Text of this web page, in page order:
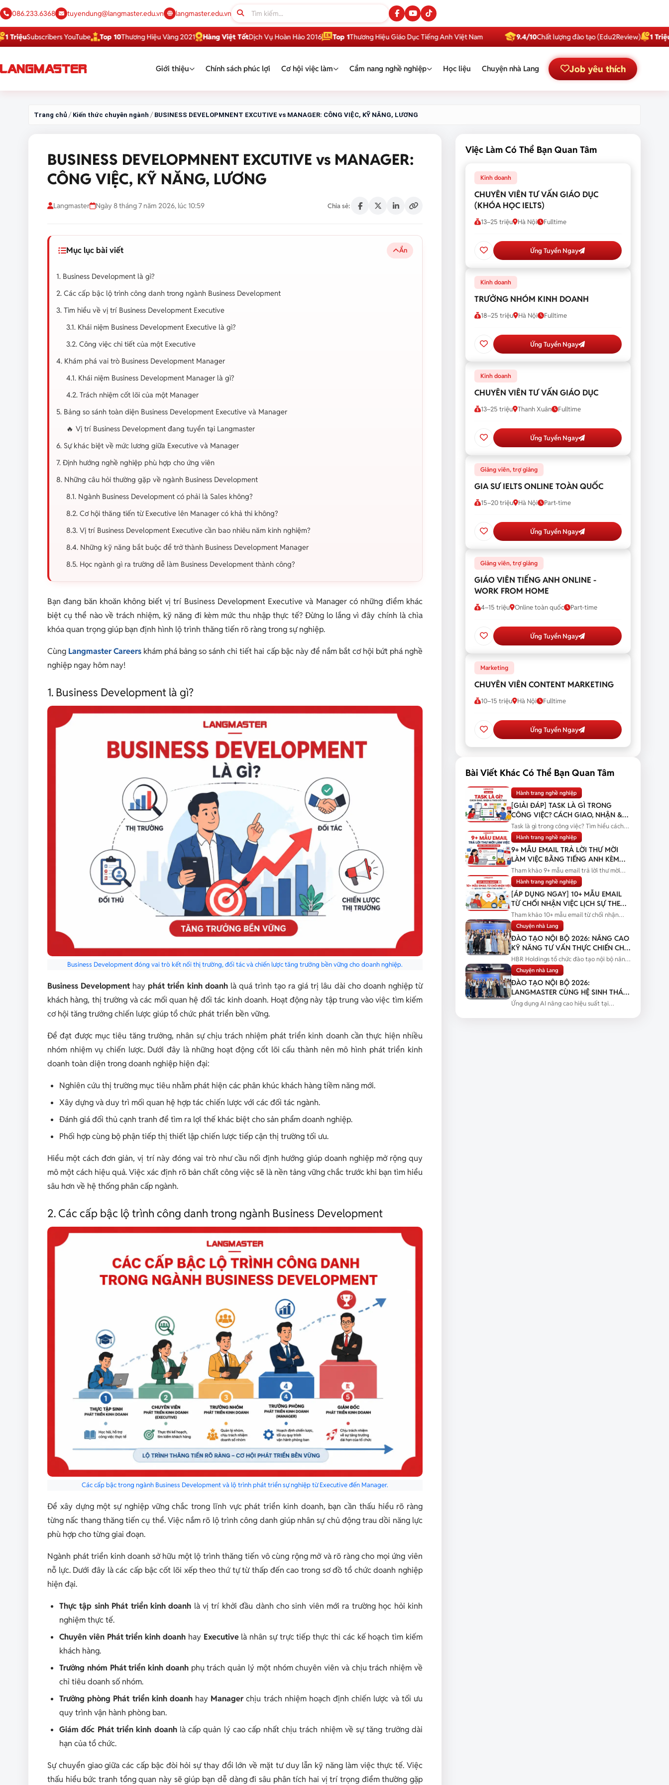
086.233.6368 tuyendung@langmaster.edu.vn langmaster.edu.vn
YouTube Top 10Thương Hiệu Vàng 2021 Hàng Việt TốtDịch Vụ Hoàn Hảo 2016 Top 1Thương Hiệu Giáo Dục Tiếng Anh Việt Nam 9.4/10Chất lượng đào tạo (Edu2Review) 1 Triệu
Giới thiệu Chính sách phúc lợi Cơ hội việc làm Cẩm nang nghề nghiệp Học liệu Chuyện nhà Lang Job yêu thích
Trang chủ / Kiến thức chuyên ngành / BUSINESS DEVELOPMNENT EXCUTIVE vs MANAGER: CÔNG VIỆC, KỸ NĂNG, LƯƠNG
BUSINESS DEVELOPMNENT EXCUTIVE vs MANAGER:
CÔNG VIỆC, KỸ NĂNG, LƯƠNG
Langmaster Ngày 8 tháng 7 năm 2026, lúc 10:59 Chia sẻ:
Mục lục bài viết Ẩn
1. Business Development là gì?
2. Các cấp bậc lộ trình công danh trong ngành Business Development
3. Tìm hiểu về vị trí Business Development Executive
3.1. Khái niệm Business Development Executive là gì?
3.2. Công việc chi tiết của một Executive
4. Khám phá vai trò Business Development Manager
4.1. Khái niệm Business Development Manager là gì?
4.2. Trách nhiệm cốt lõi của một Manager
5. Bảng so sánh toàn diện Business Development Executive và Manager
🔥 Vị trí Business Development đang tuyển tại Langmaster
6. Sự khác biệt về mức lương giữa Executive và Manager
7. Định hướng nghề nghiệp phù hợp cho ứng viên
8. Những câu hỏi thường gặp về ngành Business Development
8.1. Ngành Business Development có phải là Sales không?
8.2. Cơ hội thăng tiến từ Executive lên Manager có khả thi không?
8.3. Vị trí Business Development Executive cần bao nhiêu năm kinh nghiệm?
8.4. Những kỹ năng bắt buộc để trở thành Business Development Manager
8.5. Học ngành gì ra trường dễ làm Business Development thành công?
Bạn đang băn khoăn không biết vị trí Business Development Executive và Manager có những điểm khác
biệt cụ thể nào về trách nhiệm, kỹ năng đi kèm mức thu nhập thực tế? Đừng lo lắng vì đây chính là chìa
khóa quan trọng giúp bạn định hình lộ trình thăng tiến rõ ràng trong sự nghiệp.
Cùng Langmaster Careers khám phá bảng so sánh chi tiết hai cấp bậc này để nắm bắt cơ hội bứt phá nghề
nghiệp ngay hôm nay!
1. Business Development là gì?
Business Development đóng vai trò kết nối thị trường, đối tác và chiến lược tăng trưởng bền vững cho doanh nghiệp.
Business Development hay phát triển kinh doanhlà quá trình tạo ra giá trị lâu dài cho doanh nghiệp từ
khách hàng, thị trường và các mối quan hệ đối tác kinh doanh. Hoạt động này tập trung vào việc tìm kiếm
cơ hội tăng trưởng chiến lược giúp tổ chức phát triển bền vững.
Để đạt được mục tiêu tăng trưởng, nhân sự chịu trách nhiệm phát triển kinh doanh cần thực hiện nhiều
nhóm nhiệm vụ chiến lược. Dưới đây là những hoạt động cốt lõi cấu thành nên mô hình phát triển kinh
doanh toàn diện trong doanh nghiệp hiện đại:
Nghiên cứu thị trường mục tiêu nhằm phát hiện các phân khúc khách hàng tiềm năng mới.
Xây dựng và duy trì mối quan hệ hợp tác chiến lược với các đối tác ngành.
Đánh giá đối thủ cạnh tranh để tìm ra lợi thế khác biệt cho sản phẩm doanh nghiệp.
Phối hợp cùng bộ phận tiếp thị thiết lập chiến lược tiếp cận thị trường tối ưu.
Hiểu một cách đơn giản, vị trí này đóng vai trò như cầu nối định hướng giúp doanh nghiệp mở rộng quy
mô một cách hiệu quả. Việc xác định rõ bản chất công việc sẽ là nền tảng vững chắc trước khi bạn tìm hiểu
sâu hơn về hệ thống phân cấp ngành.
2. Các cấp bậc lộ trình công danh trong ngành Business Development
Các cấp bậc trong ngành Business Development và lộ trình phát triển sự nghiệp từ Executive đến Manager.
Để xây dựng một sự nghiệp vững chắc trong lĩnh vực phát triển kinh doanh, bạn cần thấu hiểu rõ ràng
từng nấc thang thăng tiến cụ thể. Việc nắm rõ lộ trình công danh giúp nhân sự chủ động trau dồi năng lực
phù hợp cho từng giai đoạn.
Ngành phát triển kinh doanh sở hữu một lộ trình thăng tiến vô cùng rộng mở và rõ ràng cho mọi ứng viên
nỗ lực. Dưới đây là các cấp bậc cốt lõi xếp theo thứ tự từ thấp đến cao trong sơ đồ tổ chức doanh nghiệp
hiện đại.
Thực tập sinh Phát triển kinh doanh là vị trí khởi đầu dành cho sinh viên mới ra trường học hỏi kinh
nghiệm thực tế.
Chuyên viên Phát triển kinh doanh hay Executivelà nhân sự trực tiếp thực thi các kế hoạch tìm kiếm
khách hàng.
Trưởng nhóm Phát triển kinh doanhphụ trách quản lý một nhóm chuyên viên và chịu trách nhiệm về
chỉ tiêu doanh số nhóm.
Trưởng phòng Phát triển kinh doanh hay Managerchịu trách nhiệm hoạch định chiến lược và tối ưu
quy trình vận hành phòng ban.
Giám đốc Phát triển kinh doanhlà cấp quản lý cao cấp nhất chịu trách nhiệm về sự tăng trưởng dài
hạn của tổ chức.
Sự chuyển giao giữa các cấp bậc đòi hỏi sự thay đổi lớn về mặt tư duy lẫn kỹ năng làm việc thực tế. Việc
thấu hiểu bức tranh tổng quan này sẽ giúp bạn dễ dàng đi sâu phân tích hai vị trí trọng điểm thường gặp
Việc Làm Có Thể Bạn Quan Tâm
Kinh doanh
CHUYÊN VIÊN TƯ VẤN GIÁO DỤC
(KHÓA HỌC IELTS)
13–25 triệu Hà Nội Fulltime
Ứng Tuyển Ngay
Kinh doanh
TRƯỞNG NHÓM KINH DOANH
18–25 triệu Hà Nội Fulltime
Ứng Tuyển Ngay
Kinh doanh
CHUYÊN VIÊN TƯ VẤN GIÁO DỤC
13–25 triệu Thanh Xuân Fulltime
Ứng Tuyển Ngay
Giảng viên, trợ giảng
GIA SƯ IELTS ONLINE TOÀN QUỐC
15–20 triệu Hà Nội Part-time
Ứng Tuyển Ngay
Giảng viên, trợ giảng
GIÁO VIÊN TIẾNG ANH ONLINE -
WORK FROM HOME
4–15 triệu Online toàn quốc Part-time
Ứng Tuyển Ngay
Marketing
CHUYÊN VIÊN CONTENT MARKETING
10–15 triệu Hà Nội Fulltime
Ứng Tuyển Ngay
Bài Viết Khác Có Thể Bạn Quan Tâm
Hành trang nghề nghiệp
[GIẢI ĐÁP] TASK LÀ GÌ TRONG
CÔNG VIỆC? CÁCH GIAO, NHẬN &
THEO DÕI TASK
Task là gì trong công việc? Tìm hiểu cách
giao, nhận và theo dõi task...
Hành trang nghề nghiệp
9+ MẪU EMAIL TRẢ LỜI THƯ MỜI
LÀM VIỆC BẰNG TIẾNG ANH KÈM
BẢN DỊCH
Tham khảo 9+ mẫu email trả lời thư mời
làm việc bằng tiếng Anh kèm bản...
Hành trang nghề nghiệp
[ÁP DỤNG NGAY] 10+ MẪU EMAIL
TỪ CHỐI NHẬN VIỆC LỊCH SỰ THEO
TỪNG TÌNH HUỐNG
Tham khảo 10+ mẫu email từ chối nhận
việc lịch sự theo từng tình huống...
Chuyện nhà Lang
ĐÀO TẠO NỘI BỘ 2026: NÂNG CAO
KỸ NĂNG TƯ VẤN THỰC CHIẾN CHO
ĐỘI NGŨ SALES
HBR Holdings tổ chức đào tạo nội bộ nâng
cao kỹ năng tư vấn thực chiến...
Chuyện nhà Lang
ĐÀO TẠO NỘI BỘ 2026:
LANGMASTER CÙNG HỆ SINH THÁI
HBR HOLDINGS NÂNG CAO NĂNG
Ứng dụng AI nâng cao hiệu suất tại